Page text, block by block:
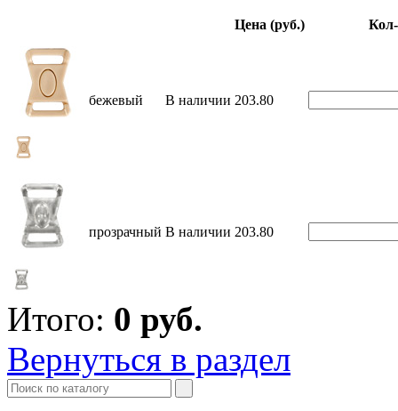
Цена (руб.)
бежевый В наличии 203.80
прозрачный В наличии 203.80
Итого: 0 руб.
Вернуться в раздел